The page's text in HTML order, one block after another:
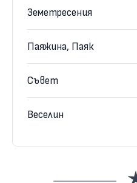
Земетресения
Паяжина, Паяк
Съвет
Веселин